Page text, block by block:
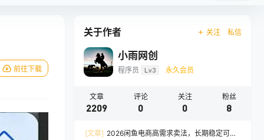
前往下载
关于作者 关注 私信
小雨网创
程序员 Lv3 永久会员
文章
2209
评论
0
关注
0
粉丝
8
[文章] 2026闲鱼电商高需求卖法，长期稳定可